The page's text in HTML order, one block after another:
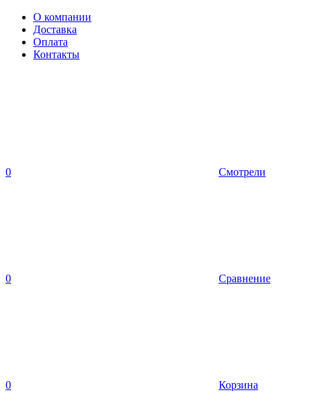
О компании
Доставка
Оплата
Контакты
0 Смотрели
0 Сравнение
0 Корзина